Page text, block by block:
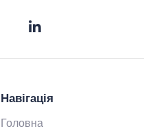
Навігація
Головна